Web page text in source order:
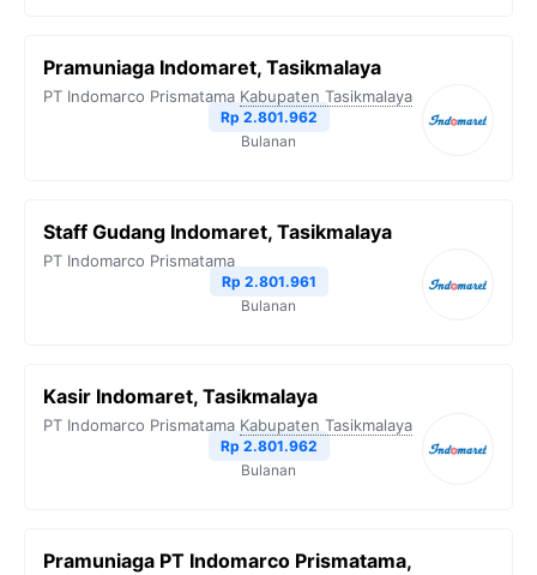
Pramuniaga Indomaret, Tasikmalaya
PT Indomarco Prismatama Kabupaten Tasikmalaya
Rp 2.801.962
Bulanan
Staff Gudang Indomaret, Tasikmalaya
PT Indomarco Prismatama
Rp 2.801.961
Bulanan
Kasir Indomaret, Tasikmalaya
PT Indomarco Prismatama Kabupaten Tasikmalaya
Rp 2.801.962
Bulanan
Pramuniaga PT Indomarco Prismatama,